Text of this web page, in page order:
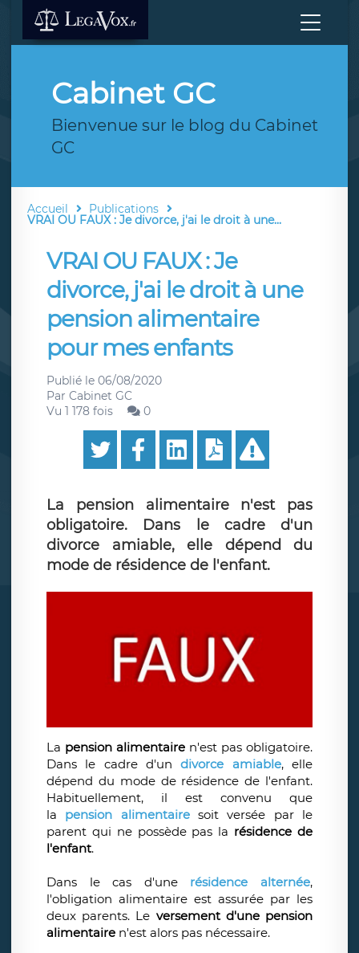
Cabinet GC
Bienvenue sur le blog du Cabinet
GC
Accueil Publications
VRAI OU FAUX : Je divorce, j'ai le droit à une...
VRAI OU FAUX : Je
divorce, j'ai le droit à une
pension alimentaire
pour mes enfants
Publié le 06/08/2020
Par Cabinet GC
Vu 1 178 fois
0
La pension alimentaire n'est pas
obligatoire. Dans le cadre d'un
divorce amiable, elle dépend du
mode de résidence de l'enfant.
La pension alimentaire n'est pas obligatoire.
Dans le cadre d'undivorce amiable, elle
dépend du mode de résidence de l'enfant.
Habituellement, il est convenu que
la pension alimentairesoit versée par le
parent qui ne possède pas la résidence de
l'enfant.
Dans le cas d'une résidence alternée,
l'obligation alimentaire est assurée par les
deux parents. Le versement d'une pension
alimentaire n'est alors pas nécessaire.